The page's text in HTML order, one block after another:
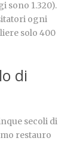
sono 1.320).
ogni
solo 400
di
secoli di
restauro